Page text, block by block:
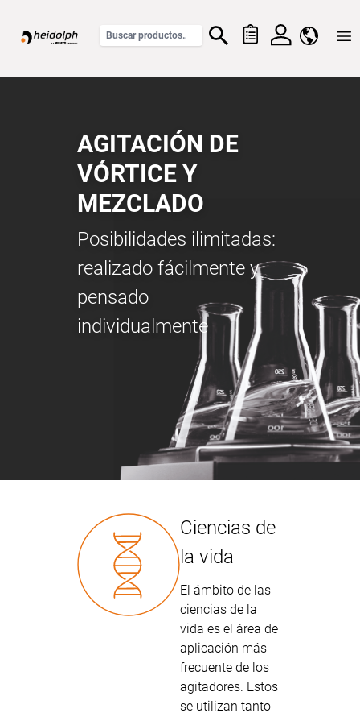
AGITACIÓN DE
VÓRTICE Y
MEZCLADO
Posibilidades ilimitadas:
realizado fácilmente y
pensado
individualmente
Ciencias de
la vida
El ámbito de las
ciencias de la
vida es el área de
aplicación más
frecuente de los
agitadores. Estos
se utilizan tanto